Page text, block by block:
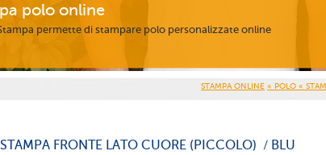
polo online
permette di stampare polo personalizzate online
STAMPA ONLINE « POLO «
FRONTE LATO CUORE (PICCOLO) / BLU